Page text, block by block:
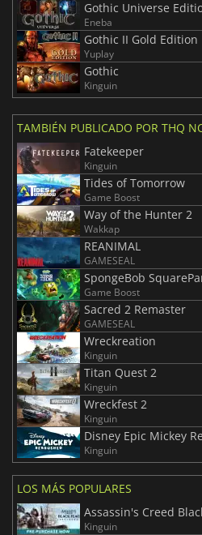
Gothic Universe
Eneba
Gothic II Gold Edition
Yuplay
Gothic
Kinguin
TAMBIÉN PUBLICADO POR THQ
Fatekeeper
Kinguin
Tides of Tomorrow
Game Boost
Way of the Hunter 2
Wakkap
REANIMAL
GAMESEAL
Game Boost
Sacred 2 Remaster
GAMESEAL
Wreckreation
Kinguin
Titan Quest 2
Kinguin
Wreckfest 2
Kinguin
Disney Epic Mickey
Kinguin
LOS MÁS POPULARES
Assassin's Creed
Kinguin